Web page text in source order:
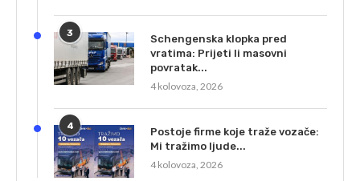
3
Schengenska klopka pred
vratima: Prijeti li masovni
povratak...
4 kolovoza, 2026
4
Postoje firme koje traže vozače:
Mi tražimo ljude...
4 kolovoza, 2026